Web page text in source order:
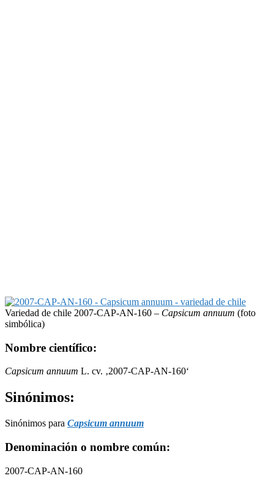
Variedad de chile 2007-CAP-AN-160 – Capsicum annuum (foto
simbólica)
Nombre científico:
Capsicum annuum L. cv. ‚2007-CAP-AN-160‘
Sinónimos:
Sinónimos para Capsicum annuum
Denominación o nombre común:
2007-CAP-AN-160